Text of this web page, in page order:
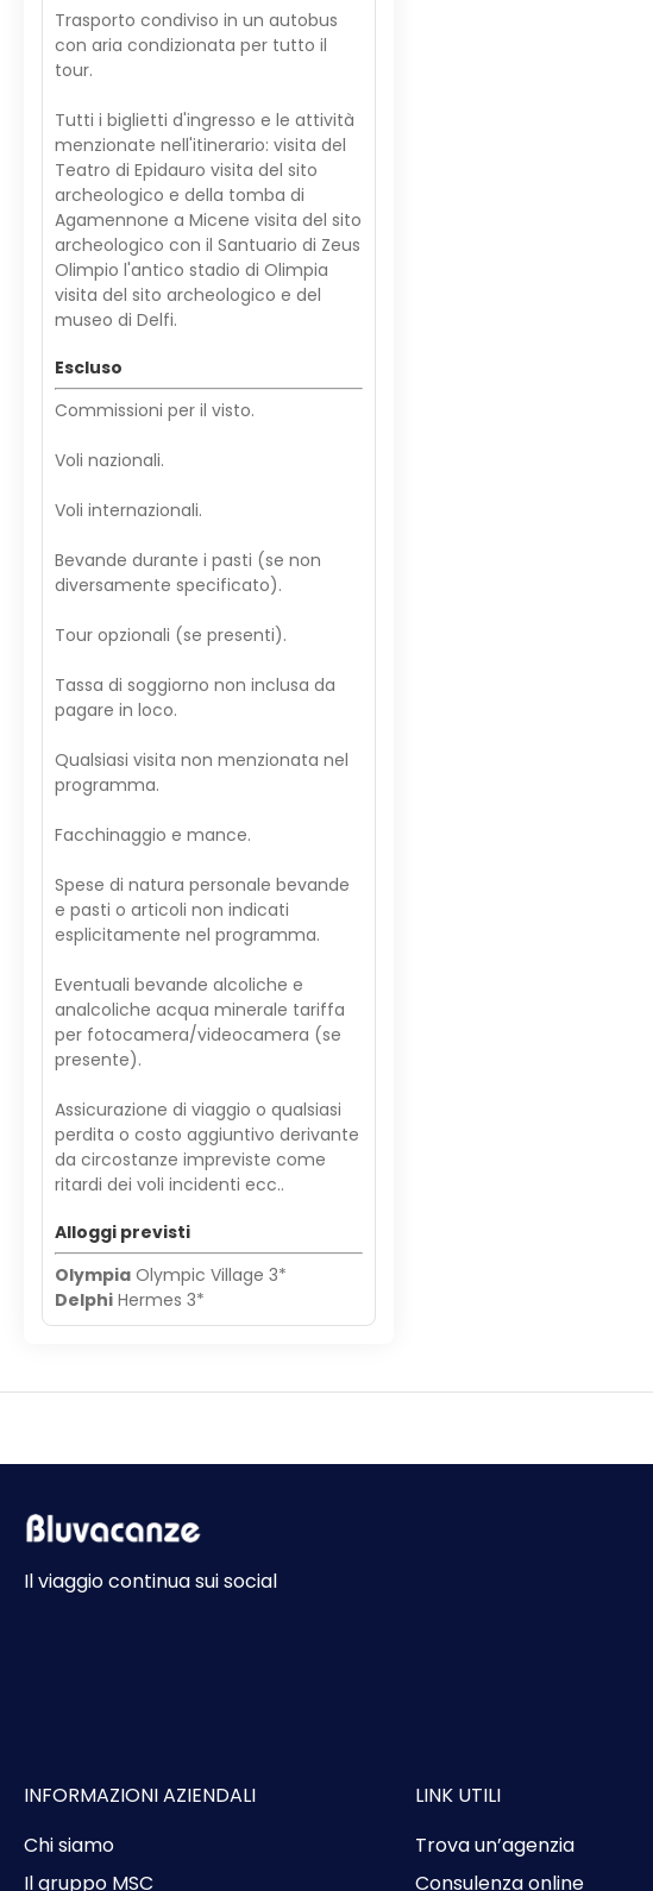
Trasporto condiviso in un autobus
con aria condizionata per tutto il
tour.
Tutti i biglietti d'ingresso e le attività
menzionate nell'itinerario: visita del
Teatro di Epidauro visita del sito
archeologico e della tomba di
Agamennone a Micene visita del sito
archeologico con il Santuario di Zeus
Olimpio l'antico stadio di Olimpia
visita del sito archeologico e del
museo di Delfi.
Escluso
Commissioni per il visto.
Voli nazionali.
Voli internazionali.
Bevande durante i pasti (se non
diversamente specificato).
Tour opzionali (se presenti).
Tassa di soggiorno non inclusa da
pagare in loco.
Qualsiasi visita non menzionata nel
programma.
Facchinaggio e mance.
Spese di natura personale bevande
e pasti o articoli non indicati
esplicitamente nel programma.
Eventuali bevande alcoliche e
analcoliche acqua minerale tariffa
per fotocamera/videocamera (se
presente).
Assicurazione di viaggio o qualsiasi
perdita o costo aggiuntivo derivante
da circostanze impreviste come
ritardi dei voli incidenti ecc..
Alloggi previsti
Olympia Olympic Village 3*
Delphi Hermes 3*
Il viaggio continua sui social
INFORMAZIONI AZIENDALI
Chi siamo
Il gruppo MSC
LINK UTILI
Trova un’agenzia
Consulenza online